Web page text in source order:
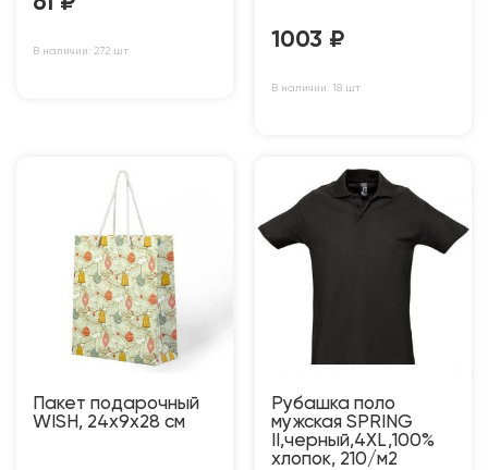
В наличии: 272 шт 1003 ₽
В наличии: 18 шт
Пакет подарочный
WISH, 24х9х28 см
Рубашка поло
мужская SPRING
II,черный,4XL,100%
хлопок, 210/м2